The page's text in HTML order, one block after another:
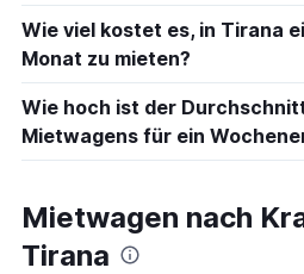
Wie viel kostet es, in Tirana
Monat zu mieten?
Wie hoch ist der
Mietwagens für ein
Mietwagen nach
Tirana